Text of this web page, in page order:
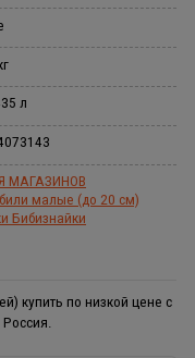
л
МАГАЗИНОВ
малые (до 20 см)
Бибизнайки
купить по низкой цене с